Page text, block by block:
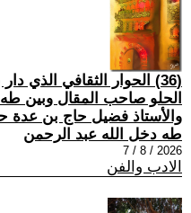
(36) الحوار الثقافي الذي
الحلو صاحب المقال وبين
والأستاذ فضيل حاج بن عدة
طه دخل الله عبد الرحمن
2026 / 8 / 7
الادب والفن